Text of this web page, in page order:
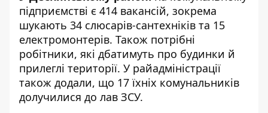
підприємстві є 414 вакансій, зокрема
шукають 34 слюсарів-сантехніків та 15
електромонтерів. Також потрібні
робітники, які дбатимуть про будинки й
прилеглі території. У райадміністрації
також додали, що 17 їхніх комунальників
долучилися до лав ЗСУ.